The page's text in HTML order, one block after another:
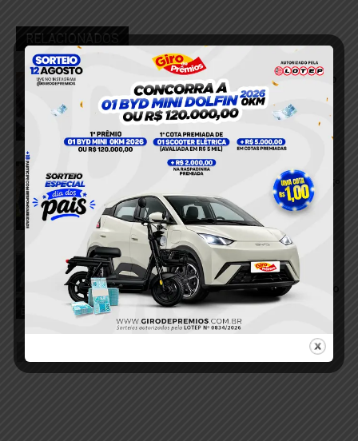
RELACIONADOS
VÍDEO; Pedestre é atingida após colisão
entre dois carros em Itaituba
6 de agosto de 2026
Itaituba
VÍDEO; Corpo do sargento Edevaldo
França chega a Itaituba e é velado no 15º
BPM
6 de agosto de 2026
Homem é preso suspeito de aplicar
golpe de mais de R$ 7 mil com
comprovantes falsos em supermercado
de Itaituba
6 de agosto de 2026